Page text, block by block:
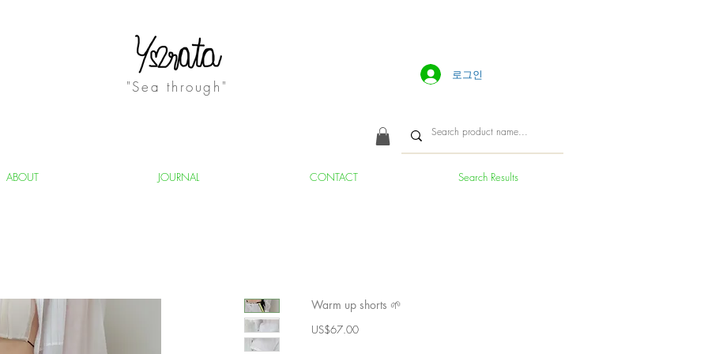
"Sea through"
로그인
ABOUT JOURNAL CONTACT Search Results
Warm up shorts 🌱
US$67.00가